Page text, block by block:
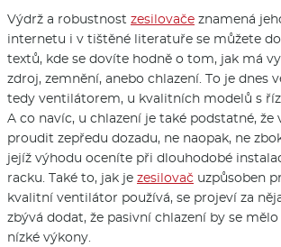
Výdrž a robustnost zesilovače znamená
internetu i v tištěné literatuře se můžete
textů, kde se dovíte hodně o tom, jak má
zdroj, zemnění, anebo chlazení. To je dnes
tedy ventilátorem, u kvalitních modelů s
A co navíc, u chlazení je také podstatné, že
proudit zepředu dozadu, ne naopak, ne
jejíž výhodu oceníte při dlouhodobé
racku. Také to, jak je zesilovač uzpůsoben
kvalitní ventilátor používá, se projeví za
zbývá dodat, že pasivní chlazení by se
nízké výkony.